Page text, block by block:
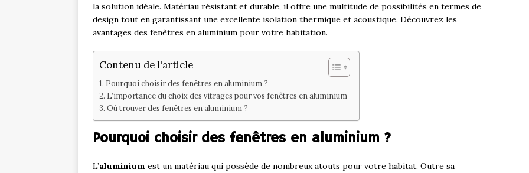
la solution idéale. Matériau résistant et durable, il offre une multitude de possibilités en termes de
design tout en garantissant une excellente isolation thermique et acoustique. Découvrez les
avantages des fenêtres en aluminium pour votre habitation.
Contenu de l'article
Pourquoi choisir des fenêtres en aluminium ?
L’importance du choix des vitrages pour vos fenêtres en aluminium
Où trouver des fenêtres en aluminium ?
Pourquoi choisir des fenêtres en aluminium ?
L’aluminium est un matériau qui possède de nombreux atouts pour votre habitat. Outre sa